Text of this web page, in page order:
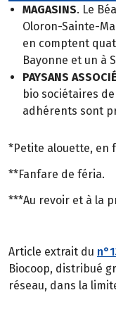
MAGASINS. Le
Oloron-Sainte-
en comptent
Bayonne et un à
PAYSANS
bio sociétaires
adhérents sont
*Petite alouette, en
**Fanfare de féria.
***Au revoir et à la
Article extrait du
Biocoop, distribué
réseau, dans la